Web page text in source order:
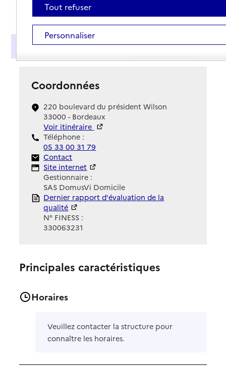
Présentation
Coordonnées
220 boulevard du président Wilson
33000 - Bordeaux
Voir itinéraire
Téléphone :
05 33 00 31 79
Contact
Contact
Site Internet
Site internet
Gestionnaire :
SAS DomusVi Domicile
Rapport HAS
Dernier rapport d'évaluation de la
qualité
N° FINESS :
330063231
Principales caractéristiques
Horaires
Veuillez contacter la structure pour
connaître les horaires.
Tout refuser
Personnaliser